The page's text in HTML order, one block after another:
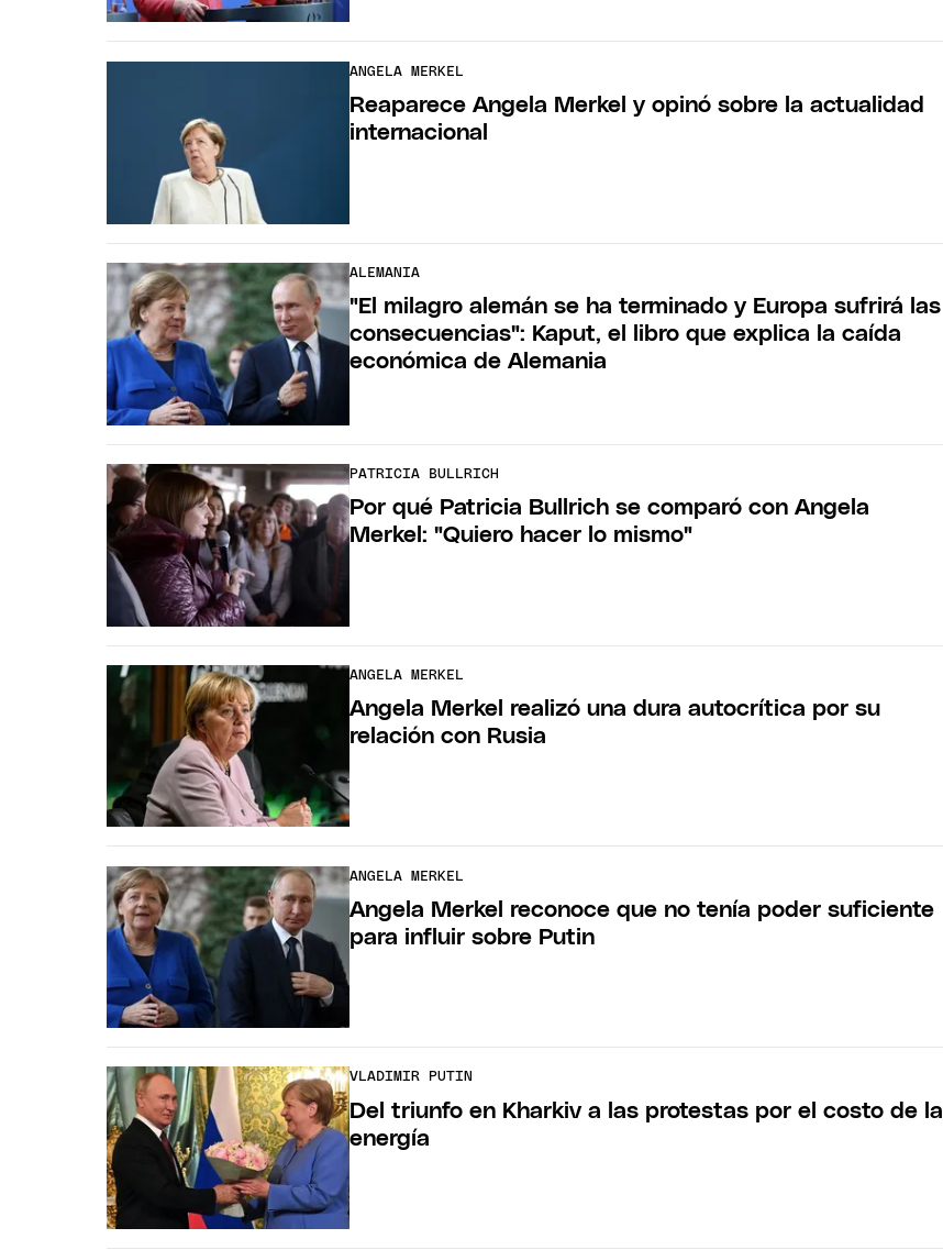
ANGELA MERKEL
Reaparece Angela Merkel y opinó sobre la actualidad
internacional
ALEMANIA
"El milagro alemán se ha terminado y Europa sufrirá las
consecuencias": Kaput, el libro que explica la caída
económica de Alemania
PATRICIA BULLRICH
Por qué Patricia Bullrich se comparó con Angela
Merkel: "Quiero hacer lo mismo"
ANGELA MERKEL
Angela Merkel realizó una dura autocrítica por su
relación con Rusia
ANGELA MERKEL
Angela Merkel reconoce que no tenía poder suficiente
para influir sobre Putin
VLADIMIR PUTIN
Del triunfo en Kharkiv a las protestas por el costo de la
energía